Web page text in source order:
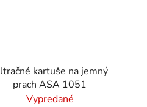
kartuše na jemný
prach ASA 1051
Vypredané